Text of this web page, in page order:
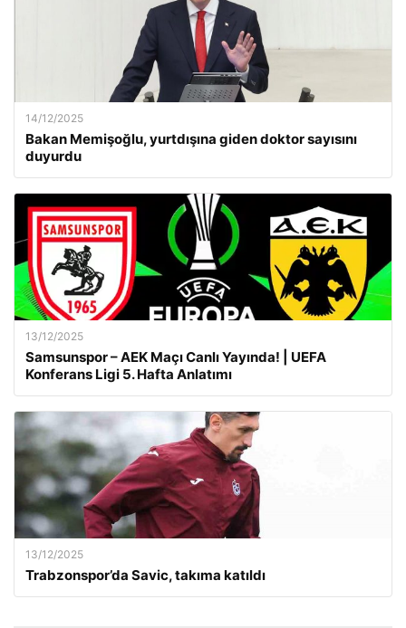
14/12/2025
Bakan Memişoğlu, yurtdışına giden doktor sayısını
duyurdu
13/12/2025
Samsunspor – AEK Maçı Canlı Yayında! | UEFA
Konferans Ligi 5. Hafta Anlatımı
13/12/2025
Trabzonspor’da Savic, takıma katıldı